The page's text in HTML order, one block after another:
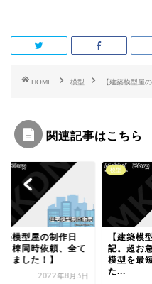
o
k
r
HOME 模型 【建築模型屋
関連記事はこちら
築模型屋の制作日
超お急ぎ発送！住宅
を最短で翌日発送い
模型
【建築模
記。凸凹
そ住宅模